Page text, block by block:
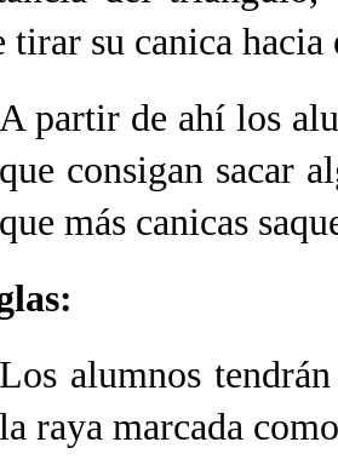
tirar su canica
A partir de ahí los
que consigan sacar
que más canicas
Los alumnos
la raya marcada